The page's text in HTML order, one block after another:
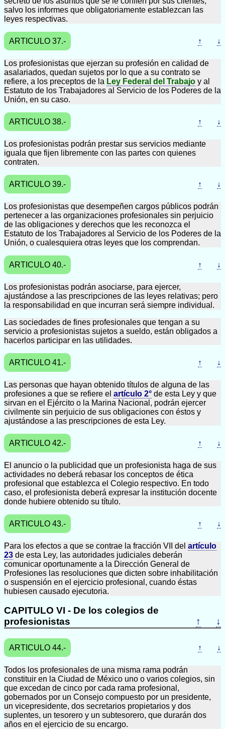
salvo los informes que obligatoriamente establezcan las
leyes respectivas.
ARTICULO 37.- ↑ ↓
Los profesionistas que ejerzan su profesión en calidad de
asalariados, quedan sujetos por lo que a su contrato se
refiere, a los preceptos de la Ley Federal del Trabajo y al
Estatuto de los Trabajadores al Servicio de los Poderes de la
Unión, en su caso.
ARTICULO 38.- ↑ ↓
Los profesionistas podrán prestar sus servicios mediante
iguala que fijen libremente con las partes con quienes
contraten.
ARTICULO 39.- ↑ ↓
Los profesionistas que desempeñen cargos públicos podrán
pertenecer a las organizaciones profesionales sin perjuicio
de las obligaciones y derechos que les reconozca el
Estatuto de los Trabajadores al Servicio de los Poderes de la
Unión, o cualesquiera otras leyes que los comprendan.
ARTICULO 40.- ↑ ↓
Los profesionistas podrán asociarse, para ejercer,
ajustándose a las prescripciones de las leyes relativas; pero
la responsabilidad en que incurran será siempre individual.
Las sociedades de fines profesionales que tengan a su
servicio a profesionistas sujetos a sueldo, están obligados a
hacerlos participar en las utilidades.
ARTICULO 41.- ↑ ↓
Las personas que hayan obtenido títulos de alguna de las
profesiones a que se refiere el artículo 2° de esta Ley y que
sirvan en el Ejército o la Marina Nacional, podrán ejercer
civilmente sin perjuicio de sus obligaciones con éstos y
ajustándose a las prescripciones de esta Ley.
ARTICULO 42.- ↑ ↓
El anuncio o la publicidad que un profesionista haga de sus
actividades no deberá rebasar los conceptos de ética
profesional que establezca el Colegio respectivo. En todo
caso, el profesionista deberá expresar la institución docente
donde hubiere obtenido su título.
ARTICULO 43.- ↑ ↓
Para los efectos a que se contrae la fracción VII del artículo
23 de esta Ley, las autoridades judiciales deberán
comunicar oportunamente a la Dirección General de
Profesiones las resoluciones que dicten sobre inhabilitación
o suspensión en el ejercicio profesional, cuando éstas
hubiesen causado ejecutoria.
CAPITULO VI - De los colegios de
profesionistas
↑ ↓
ARTICULO 44.- ↑ ↓
Todos los profesionales de una misma rama podrán
constituir en la Ciudad de México uno o varios colegios, sin
que excedan de cinco por cada rama profesional,
gobernados por un Consejo compuesto por un presidente,
un vicepresidente, dos secretarios propietarios y dos
suplentes, un tesorero y un subtesorero, que durarán dos
años en el ejercicio de su encargo.